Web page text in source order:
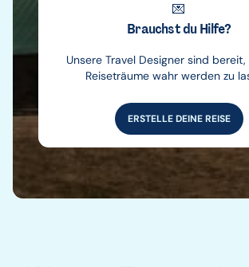
💌
Brauchst du Hilfe?
Unsere Travel Designer sind
Reiseträume wahr werden zu
ERSTELLE DEINE REISE